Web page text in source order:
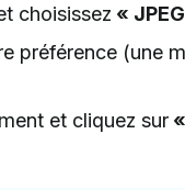
choisissez «
préférence (une
et cliquez sur